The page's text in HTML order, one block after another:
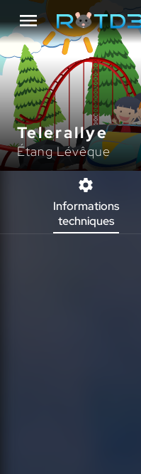
Telerallye
Étang Lévêque
Informations
techniques